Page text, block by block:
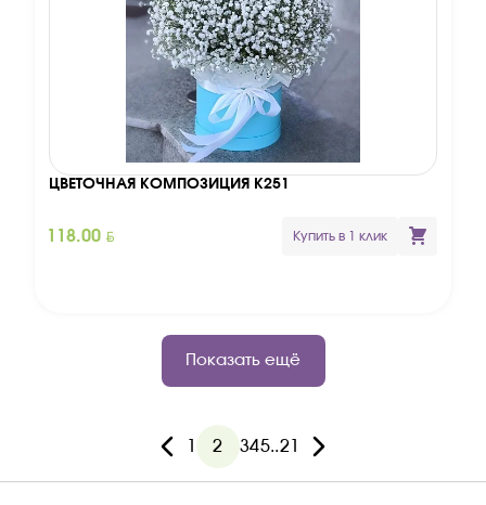
ЦВЕТОЧНАЯ КОМПОЗИЦИЯ К251
118.00 BYN Купить в 1 клик
Показать ещё
2 345..21